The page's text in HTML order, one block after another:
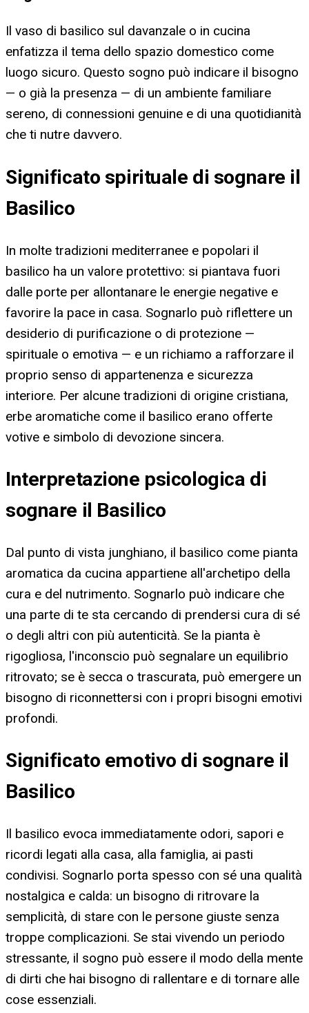
Il vaso di basilico sul davanzale o in cucina
enfatizza il tema dello spazio domestico come
luogo sicuro. Questo sogno può indicare il bisogno
— o già la presenza — di un ambiente familiare
sereno, di connessioni genuine e di una quotidianità
che ti nutre davvero.
Significato spirituale di sognare il
Basilico
In molte tradizioni mediterranee e popolari il
basilico ha un valore protettivo: si piantava fuori
dalle porte per allontanare le energie negative e
favorire la pace in casa. Sognarlo può riflettere un
desiderio di purificazione o di protezione —
spirituale o emotiva — e un richiamo a rafforzare il
proprio senso di appartenenza e sicurezza
interiore. Per alcune tradizioni di origine cristiana,
erbe aromatiche come il basilico erano offerte
votive e simbolo di devozione sincera.
Interpretazione psicologica di
sognare il Basilico
Dal punto di vista junghiano, il basilico come pianta
aromatica da cucina appartiene all'archetipo della
cura e del nutrimento. Sognarlo può indicare che
una parte di te sta cercando di prendersi cura di sé
o degli altri con più autenticità. Se la pianta è
rigogliosa, l'inconscio può segnalare un equilibrio
ritrovato; se è secca o trascurata, può emergere un
bisogno di riconnettersi con i propri bisogni emotivi
profondi.
Significato emotivo di sognare il
Basilico
Il basilico evoca immediatamente odori, sapori e
ricordi legati alla casa, alla famiglia, ai pasti
condivisi. Sognarlo porta spesso con sé una qualità
nostalgica e calda: un bisogno di ritrovare la
semplicità, di stare con le persone giuste senza
troppe complicazioni. Se stai vivendo un periodo
stressante, il sogno può essere il modo della mente
di dirti che hai bisogno di rallentare e di tornare alle
cose essenziali.